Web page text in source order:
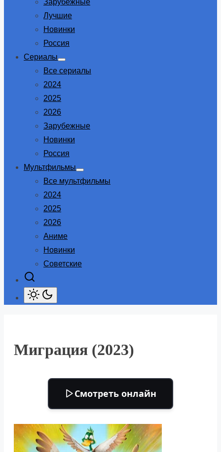
Зарубежные
Лучшие
Новинки
Россия
Сериалы
Show
sub
Все сериалы
2024
2025
2026
Зарубежные
Новинки
Россия
Мультфильмы
Show
sub
Все мультфильмы
2024
2025
2026
Аниме
Новинки
Советские
Миграция (2023)
Смотреть онлайн